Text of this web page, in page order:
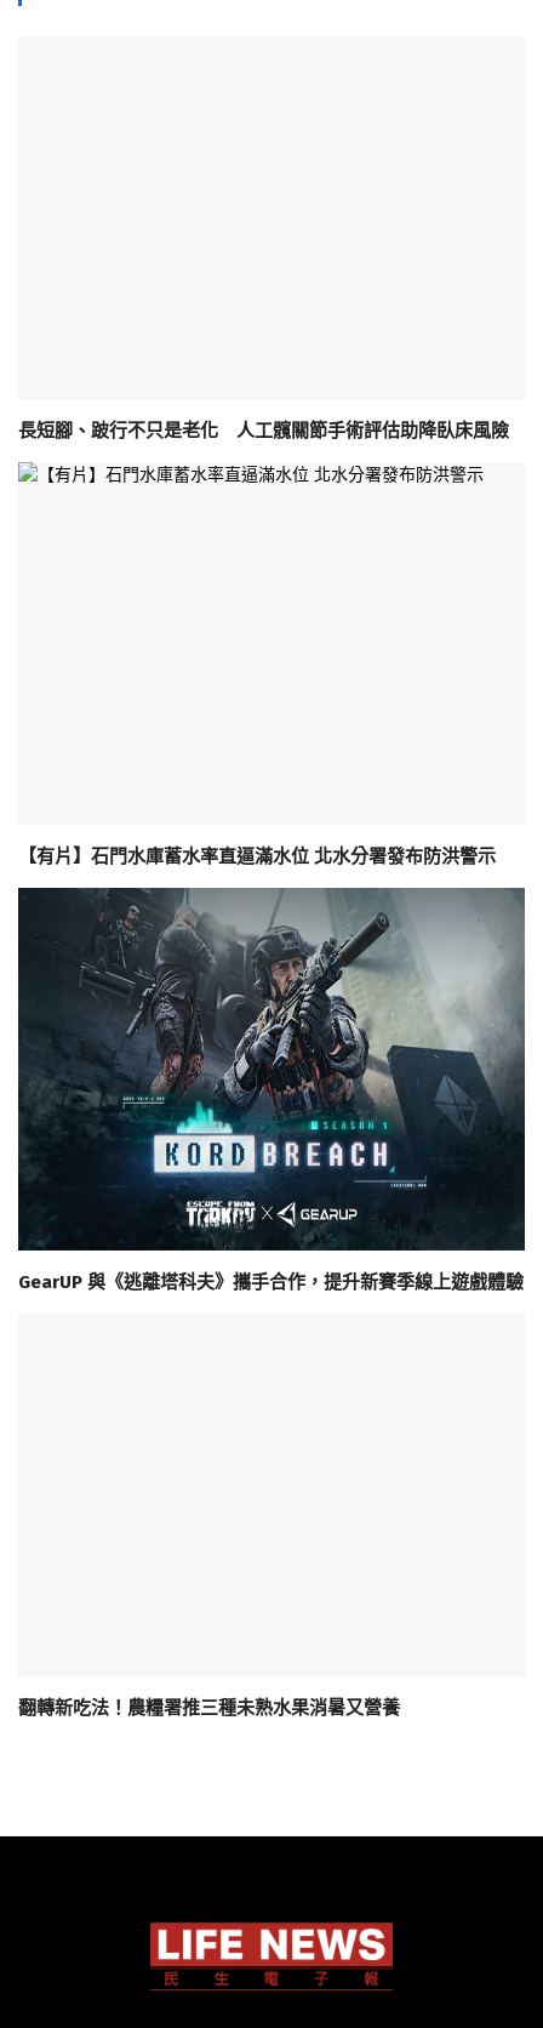
長短腳、跛行不只是老化 人工髖關節手術評估助降臥床風險
【有片】石門水庫蓄水率直逼滿水位 北水分署發布防洪警示
GearUP 與《逃離塔科夫》攜手合作，提升新賽季線上遊戲體驗
翻轉新吃法！農糧署推三種未熟水果消暑又營養